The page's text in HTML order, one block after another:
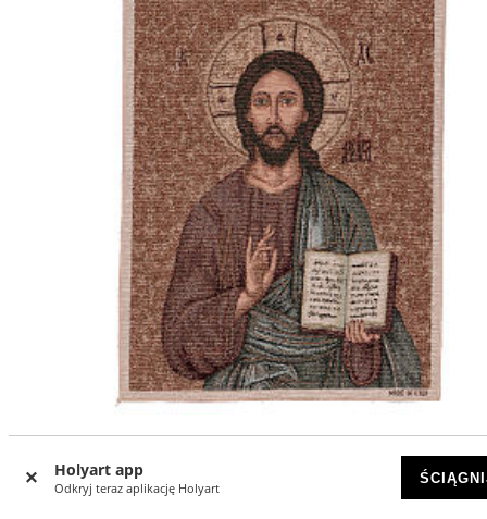
Holyart app
Odkryj teraz aplikację Holyart
NIEBAWEM